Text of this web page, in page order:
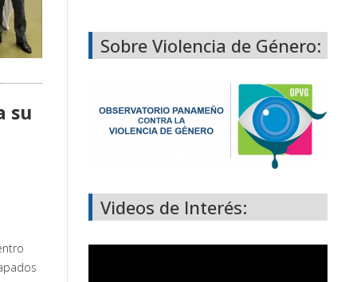
su
Sobre Violencia de Género:
Videos de Interés: